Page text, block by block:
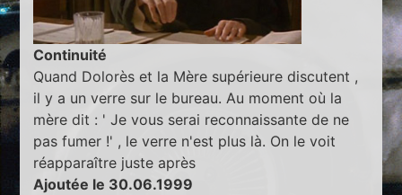
Continuité
Quand Dolorès et la Mère supérieure discutent ,
il y a un verre sur le bureau. Au moment où la
mère dit : ' Je vous serai reconnaissante de ne
pas fumer !' , le verre n'est plus là. On le voit
réapparaître juste après
Ajoutée le 30.06.1999